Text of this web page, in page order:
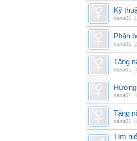
Kỹ
nana01
Phân
nana01
Tăng
nana01
nana01
Tăng
nana01
Tìm